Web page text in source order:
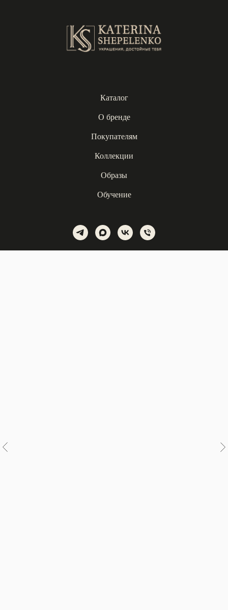
Каталог
О бренде
Покупателям
Коллекции
Образы
Обучение